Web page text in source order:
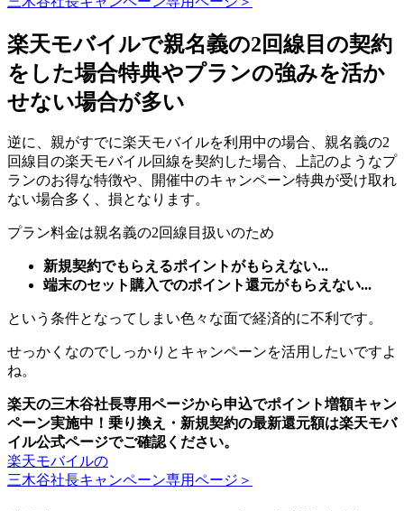
楽天モバイルで親名義の2回線目の契約
をした場合特典やプランの強みを活か
せない場合が多い
逆に、親がすでに楽天モバイルを利用中の場合、親名義の2
回線目の楽天モバイル回線を契約した場合、上記のようなプ
ランのお得な特徴や、開催中のキャンペーン特典が受け取れ
ない場合多く、損となります。
プラン料金は親名義の2回線目扱いのため
新規契約でもらえるポイントがもらえない...
端末のセット購入でのポイント還元がもらえない...
という条件となってしまい色々な面で経済的に不利です。
せっかくなのでしっかりとキャンペーンを活用したいですよ
ね。
楽天の三木谷社長専用ページから申込でポイント増額キャン
ペーン実施中！乗り換え・新規契約の最新還元額は楽天モバ
イル公式ページでご確認ください。
楽天モバイルの
三木谷社長キャンペーン専用ページ＞